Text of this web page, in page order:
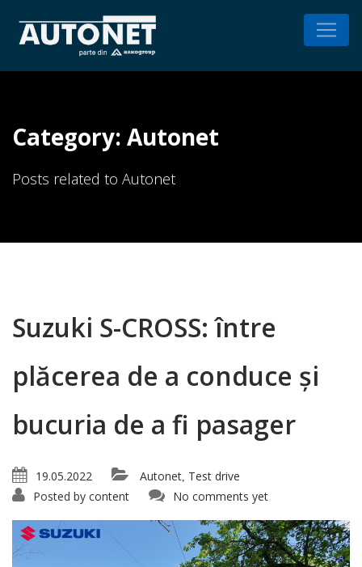
Category: Autonet
Posts related to Autonet
Suzuki S-CROSS: între
plăcerea de a conduce și
bucuria de a fi pasager
19.05.2022 Autonet Test drive
Posted by content No comments yet